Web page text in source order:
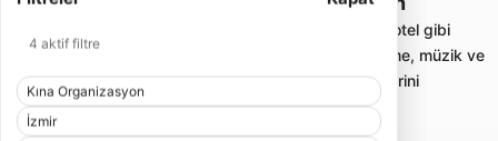
4 aktif filtre
Kına Organizasyon
İzmir
Kına organizasyonu; ev, salon, bahçe veya otel gibi
alanlarda kına tahtı, konsept süsleme, nedime, müzik ve
ek hizmetlerle planlanan kına gecesi paketlerini
karşılaştırmayı sağlar.